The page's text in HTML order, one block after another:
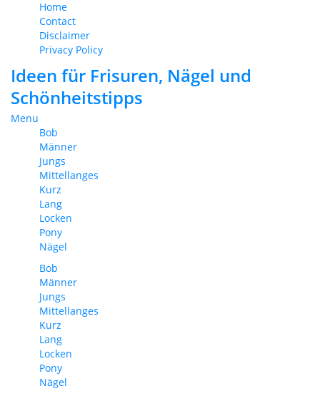
Home
Contact
Disclaimer
Privacy Policy
Ideen für Frisuren, Nägel und
Schönheitstipps
Menu
Bob
Männer
Jungs
Mittellanges
Kurz
Lang
Locken
Pony
Nägel
Bob
Männer
Jungs
Mittellanges
Kurz
Lang
Locken
Pony
Nägel